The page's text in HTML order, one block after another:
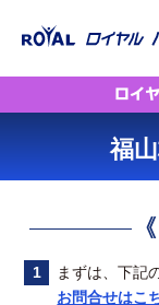
ロイ
福
まずは、下記
お問合せはこ